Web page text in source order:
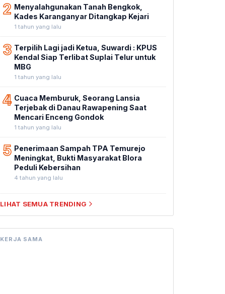
2 Menyalahgunakan Tanah Bengkok,
Kades Karanganyar Ditangkap Kejari
1 tahun yang lalu
3 Terpilih Lagi jadi Ketua, Suwardi : KPUS
Kendal Siap Terlibat Suplai Telur untuk
MBG
1 tahun yang lalu
4 Cuaca Memburuk, Seorang Lansia
Terjebak di Danau Rawapening Saat
Mencari Enceng Gondok
1 tahun yang lalu
5 Penerimaan Sampah TPA Temurejo
Meningkat, Bukti Masyarakat Blora
Peduli Kebersihan
4 tahun yang lalu
LIHAT SEMUA TRENDING
KERJA SAMA